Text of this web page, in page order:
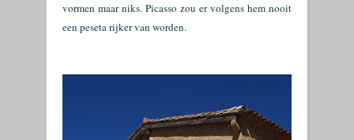
vormen maar niks. Picasso zou er volgens hem nooit
een peseta rijker van worden.